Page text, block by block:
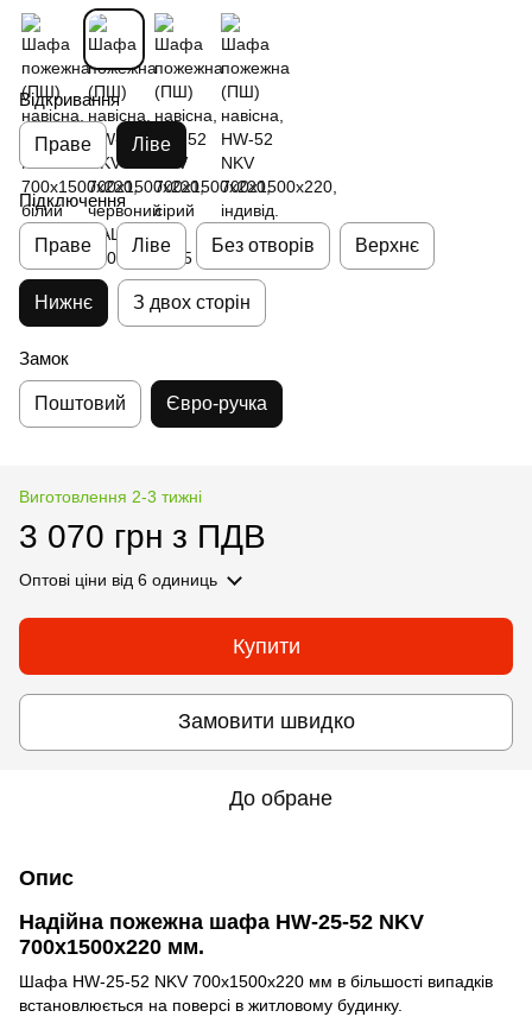
Відкривання
Праве Ліве
Підключення
Праве Ліве Без отворів Верхнє
Нижнє З двох сторін
Замок
Поштовий Євро-ручка
Виготовлення 2-3 тижні
3 070 грн з ПДВ
Оптові ціни від 6 одиниць
Купити
Замовити швидко
До обране
Опис
Надійна пожежна шафа HW-25-52 NKV
700х1500х220 мм.
Шафа HW-25-52 NKV 700х1500х220 мм в більшості випадків
встановлюється на поверсі в житловому будинку.